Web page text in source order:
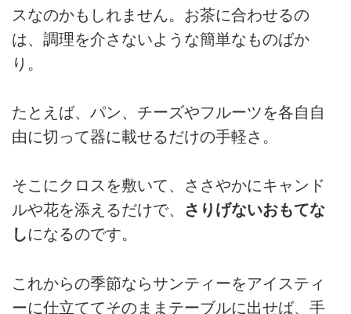
スなのかもしれません。お茶に合わせるの
は、調理を介さないような簡単なものばか
り。
たとえば、パン、チーズやフルーツを各自自
由に切って器に載せるだけの手軽さ。
そこにクロスを敷いて、ささやかにキャンド
ルや花を添えるだけで、 さりげないおもてな
しになるのです。
これからの季節ならサンティーをアイスティ
ーに仕立ててそのままテーブルに出せば、手